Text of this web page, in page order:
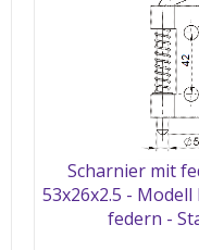
Scharnier mit
53x26x2.5 -
federn -